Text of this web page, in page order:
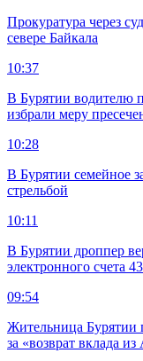
Прокуратура через
севере Байкала
10:37
В Бурятии водителю
избрали меру
10:28
В Бурятии семейное
стрельбой
10:11
В Бурятии дроппер
электронного счета
09:54
Жительница Бурятии
за «возврат вклада